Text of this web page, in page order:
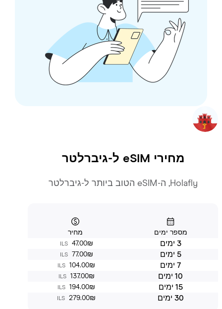
מחירי eSIM ל- גיברלטר
Holafly, ה-eSIM הטוב ביותר ל-גיברלטר
מספר ימים
ILS
ILS
ILS
ILS
ILS
ILS